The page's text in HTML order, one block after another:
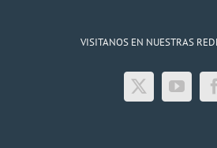
VISITANOS EN NUESTRAS